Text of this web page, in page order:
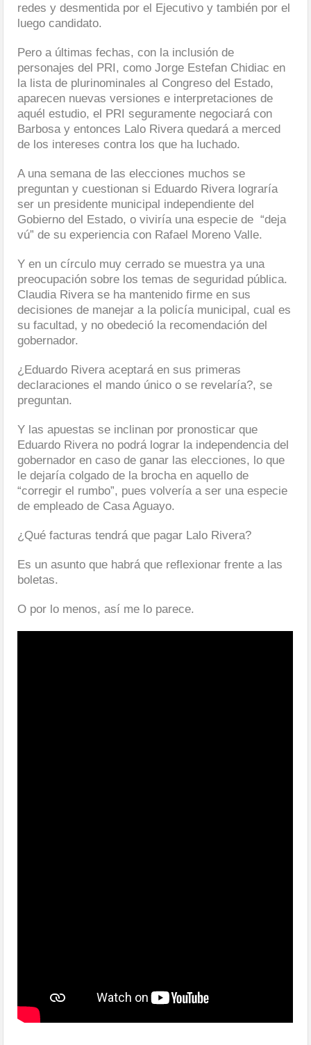
redes y desmentida por el Ejecutivo y también por el
luego candidato.
Pero a últimas fechas, con la inclusión de
personajes del PRI, como Jorge Estefan Chidiac en
la lista de plurinominales al Congreso del Estado,
aparecen nuevas versiones e interpretaciones de
aquél estudio, el PRI seguramente negociará con
Barbosa y entonces Lalo Rivera quedará a merced
de los intereses contra los que ha luchado.
A una semana de las elecciones muchos se
preguntan y cuestionan si Eduardo Rivera lograría
ser un presidente municipal independiente del
Gobierno del Estado, o viviría una especie de “deja
vú” de su experiencia con Rafael Moreno Valle.
Y en un círculo muy cerrado se muestra ya una
preocupación sobre los temas de seguridad pública.
Claudia Rivera se ha mantenido firme en sus
decisiones de manejar a la policía municipal, cual es
su facultad, y no obedeció la recomendación del
gobernador.
¿Eduardo Rivera aceptará en sus primeras
declaraciones el mando único o se revelaría?, se
preguntan.
Y las apuestas se inclinan por pronosticar que
Eduardo Rivera no podrá lograr la independencia del
gobernador en caso de ganar las elecciones, lo que
le dejaría colgado de la brocha en aquello de
“corregir el rumbo”, pues volvería a ser una especie
de empleado de Casa Aguayo.
¿Qué facturas tendrá que pagar Lalo Rivera?
Es un asunto que habrá que reflexionar frente a las
boletas.
O por lo menos, así me lo parece.